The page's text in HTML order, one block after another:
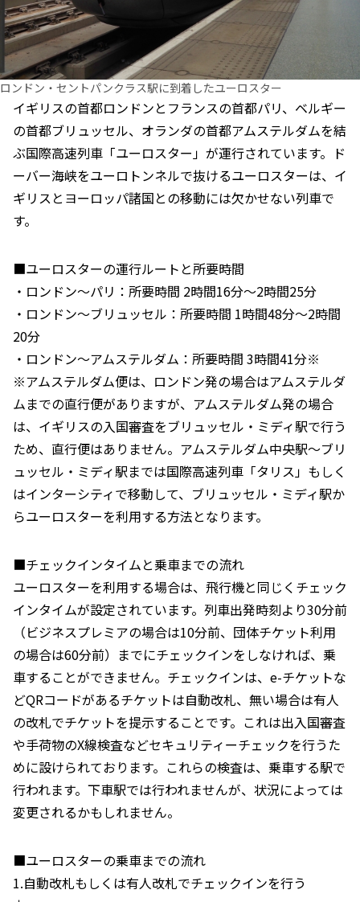
ロンドン・セントパンクラス駅に到着したユーロスター
イギリスの首都ロンドンとフランスの首都パリ、ベルギー
の首都ブリュッセル、オランダの首都アムステルダムを結
ぶ国際高速列車「ユーロスター」が運行されています。ド
ーバー海峡をユーロトンネルで抜けるユーロスターは、イ
ギリスとヨーロッパ諸国との移動には欠かせない列車で
す。
■ユーロスターの運行ルートと所要時間
・ロンドン～パリ：所要時間 2時間16分～2時間25分
・ロンドン～ブリュッセル：所要時間 1時間48分～2時間
20分
・ロンドン～アムステルダム：所要時間 3時間41分※
※アムステルダム便は、ロンドン発の場合はアムステルダ
ムまでの直行便がありますが、アムステルダム発の場合
は、イギリスの入国審査をブリュッセル・ミディ駅で行う
ため、直行便はありません。アムステルダム中央駅～ブリ
ュッセル・ミディ駅までは国際高速列車「タリス」もしく
はインターシティで移動して、ブリュッセル・ミディ駅か
らユーロスターを利用する方法となります。
■チェックインタイムと乗車までの流れ
ユーロスターを利用する場合は、飛行機と同じくチェック
インタイムが設定されています。列車出発時刻より30分前
（ビジネスプレミアの場合は10分前、団体チケット利用
の場合は60分前）までにチェックインをしなければ、乗
車することができません。チェックインは、e-チケットな
どQRコードがあるチケットは自動改札、無い場合は有人
の改札でチケットを提示することです。これは出入国審査
や手荷物のX線検査などセキュリティーチェックを行うた
めに設けられております。これらの検査は、乗車する駅で
行われます。下車駅では行われませんが、状況によっては
変更されるかもしれません。
■ユーロスターの乗車までの流れ
1.自動改札もしくは有人改札でチェックインを行う